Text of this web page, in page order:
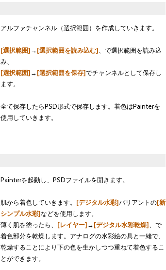
アルファチャンネル（選択範囲）を作成していきます。
[選択範囲]→[選択範囲を読み込む] 、で選択範囲を読み込
み、
[選択範囲]→[選択範囲を保存]でチャンネルとして保存し
ます。
全て保存したらPSD形式で保存します。着色はPainterを
使用していきます。
Painterを起動し、PSDファイルを開きます。
肌から着色していきます。 [デジタル水彩]バリアントの[新
シンプル水彩]などを使用します。
薄く肌を塗ったら、 [レイヤー]→[デジタル水彩乾燥] 、で
着色部分を乾燥します。アナログの水彩絵の具と一緒で、
乾燥することにより下の色を生かしつつ重ねて着色するこ
とができます。